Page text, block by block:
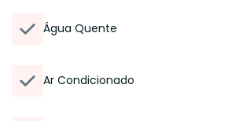
Água Quente
Ar Condicionado